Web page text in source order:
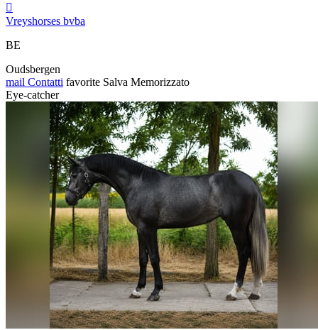

Vreyshorses bvba
BE
Oudsbergen
mail Contatti favorite Salva Memorizzato
Eye-catcher